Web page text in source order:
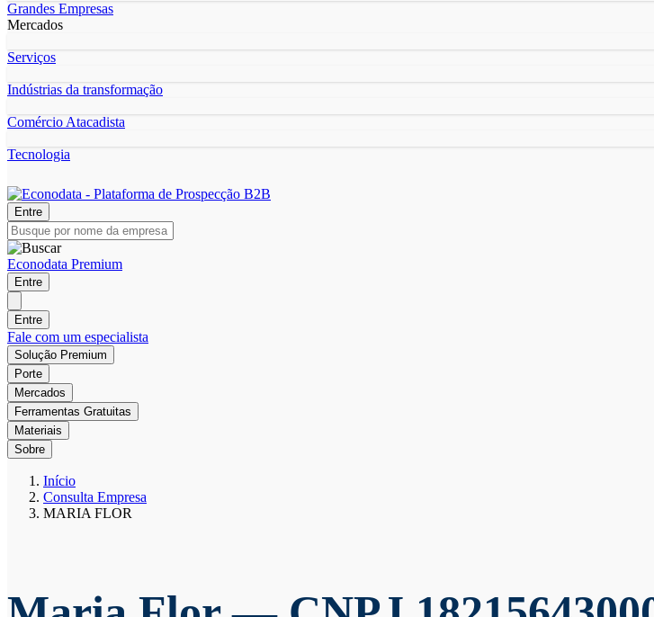
Grandes Empresas
Mercados
Serviços
Indústrias da transformação
Comércio Atacadista
Tecnologia
Entre
Econodata Premium
Entre
Entre
Fale com um especialista
Solução Premium
Porte
Mercados
Ferramentas Gratuitas
Materiais
Sobre
Início
Consulta Empresa
MARIA FLOR